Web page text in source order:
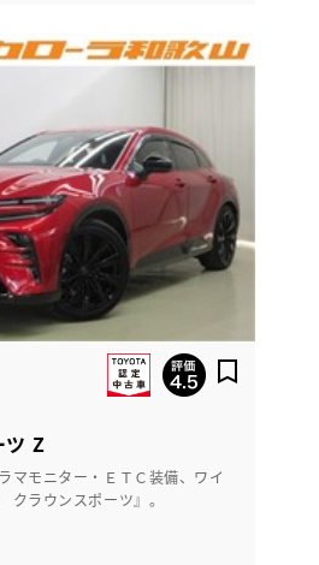
ツ Z
マモニター・ＥＴＣ装備、ワイ
ラウンスポーツ』。